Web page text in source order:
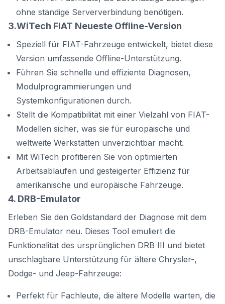
ohne ständige Serververbindung benötigen.
3.WiTech FIAT Neueste Offline-Version
Speziell für FIAT-Fahrzeuge entwickelt, bietet diese
Version umfassende Offline-Unterstützung.
Führen Sie schnelle und effiziente Diagnosen,
Modulprogrammierungen und
Systemkonfigurationen durch.
Stellt die Kompatibilität mit einer Vielzahl von FIAT-
Modellen sicher, was sie für europäische und
weltweite Werkstätten unverzichtbar macht.
Mit WiTech profitieren Sie von optimierten
Arbeitsabläufen und gesteigerter Effizienz für
amerikanische und europäische Fahrzeuge.
4. DRB-Emulator
Erleben Sie den Goldstandard der Diagnose mit dem
DRB-Emulator neu. Dieses Tool emuliert die
Funktionalität des ursprünglichen DRB III und bietet
unschlagbare Unterstützung für ältere Chrysler-,
Dodge- und Jeep-Fahrzeuge:
Perfekt für Fachleute, die ältere Modelle warten, die